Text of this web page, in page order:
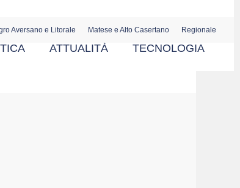
Aversano e Litorale Matese e Alto Casertano Regionale
ATTUALITÀ TECNOLOGIA